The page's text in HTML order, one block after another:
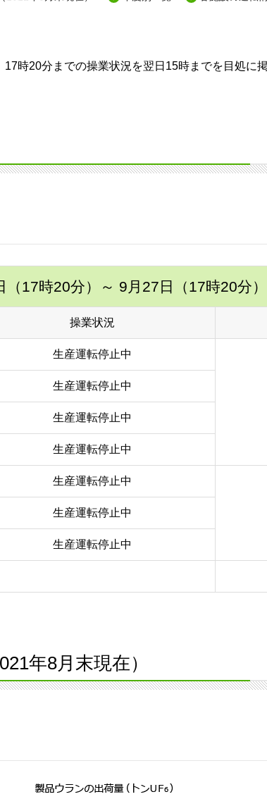
時20分までの操業状況を翌日15時までを目処に
（17時20分） ～ 9月27日（17時20分）
操業状況
生産運転停止中
生産運転停止中
生産運転停止中
生産運転停止中
生産運転停止中
生産運転停止中
生産運転停止中
年8月末現在）